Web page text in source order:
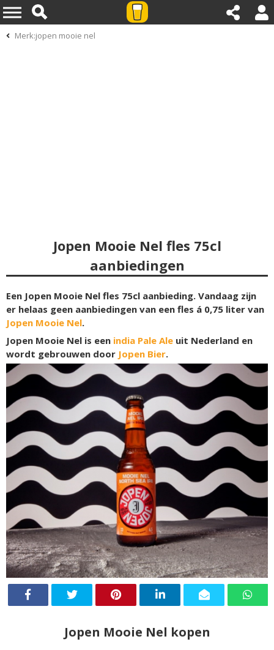
Merk:jopen mooie nel
Jopen Mooie Nel fles 75cl
aanbiedingen
Een Jopen Mooie Nel fles 75cl aanbieding. Vandaag zijn
er helaas geen aanbiedingen van een fles á 0,75 liter van
Jopen Mooie Nel.
Jopen Mooie Nel is een india Pale Ale uit Nederland en
wordt gebrouwen door Jopen Bier.
Jopen Mooie Nel kopen